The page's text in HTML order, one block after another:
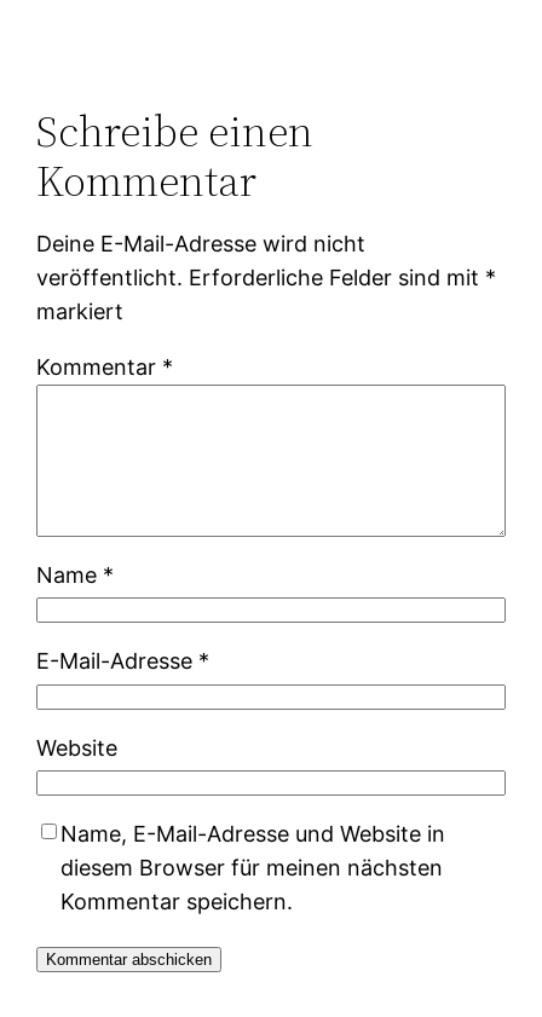
Schreibe einen
Kommentar
Deine E-Mail-Adresse wird nicht
veröffentlicht. Erforderliche Felder sind mit *
markiert
Kommentar *
Name *
E-Mail-Adresse *
Website
Name, E-Mail-Adresse und Website in
diesem Browser für meinen nächsten
Kommentar speichern.